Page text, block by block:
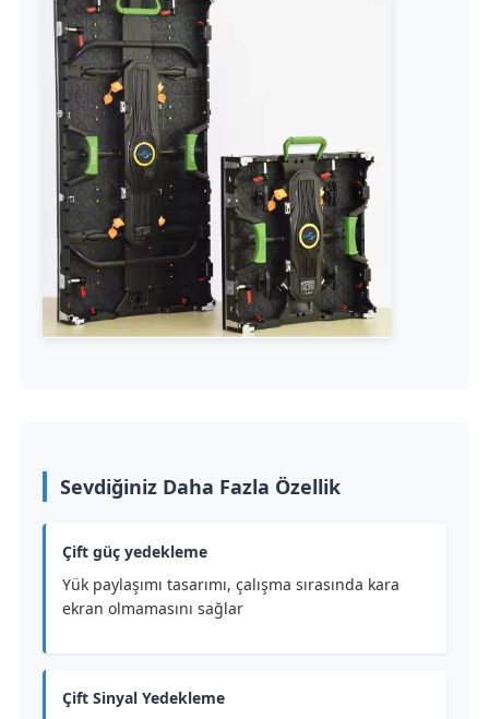
Sevdiğiniz Daha Fazla Özellik
Çift güç yedekleme
Yük paylaşımı tasarımı, çalışma sırasında kara
ekran olmamasını sağlar
Çift Sinyal Yedekleme